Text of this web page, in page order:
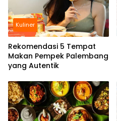
Kuliner
Rekomendasi 5 Tempat
Makan Pempek Palembang
yang Autentik